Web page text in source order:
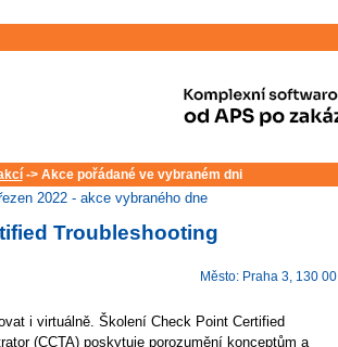
-> Akce pořádané ve vybraném dni
2022 - akce vybraného dne
Troubleshooting
Město: Praha 3, 130 00
i virtuálně. Školení Check Point Certified
(CCTA) poskytuje porozumění konceptům a